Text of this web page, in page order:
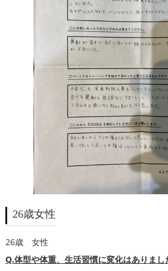
26歳女性
26歳 女性
Q.体型や体重、生活習慣に変化はありまし